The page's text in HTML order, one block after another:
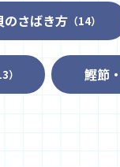
のさばき方 （14）
） 鰹節